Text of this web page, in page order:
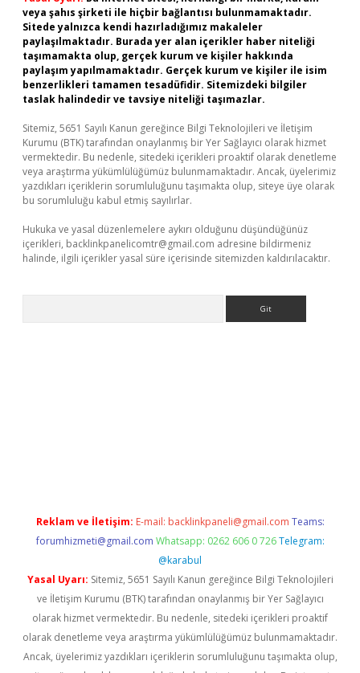
veya şahıs şirketi ile hiçbir bağlantısı bulunmamaktadır.
Sitede yalnızca kendi hazırladığımız makaleler
paylaşılmaktadır. Burada yer alan içerikler haber niteliği
taşımamakta olup, gerçek kurum ve kişiler hakkında
paylaşım yapılmamaktadır. Gerçek kurum ve kişiler ile isim
benzerlikleri tamamen tesadüfidir. Sitemizdeki bilgiler
taslak halindedir ve tavsiye niteliği taşımazlar.
Sitemiz, 5651 Sayılı Kanun gereğince Bilgi Teknolojileri ve İletişim
Kurumu (BTK) tarafından onaylanmış bir Yer Sağlayıcı olarak hizmet
vermektedir. Bu nedenle, sitedeki içerikleri proaktif olarak denetleme
veya araştırma yükümlülüğümüz bulunmamaktadır. Ancak, üyelerimiz
yazdıkları içeriklerin sorumluluğunu taşımakta olup, siteye üye olarak
bu sorumluluğu kabul etmiş sayılırlar.
Hukuka ve yasal düzenlemelere aykırı olduğunu düşündüğünüz
içerikleri, backlinkpanelicomtr@gmail.com adresine bildirmeniz
halinde, ilgili içerikler yasal süre içerisinde sitemizden kaldırılacaktır.
Reklam ve İletişim: E-mail: backlinkpaneli@gmail.com Teams:
forumhizmeti@gmail.com Whatsapp: 0262 606 0 726 Telegram:
@karabul
Yasal Uyarı: Sitemiz, 5651 Sayılı Kanun gereğince Bilgi Teknolojileri
ve İletişim Kurumu (BTK) tarafından onaylanmış bir Yer Sağlayıcı
olarak hizmet vermektedir. Bu nedenle, sitedeki içerikleri proaktif
olarak denetleme veya araştırma yükümlülüğümüz bulunmamaktadır.
Ancak, üyelerimiz yazdıkları içeriklerin sorumluluğunu taşımakta olup,